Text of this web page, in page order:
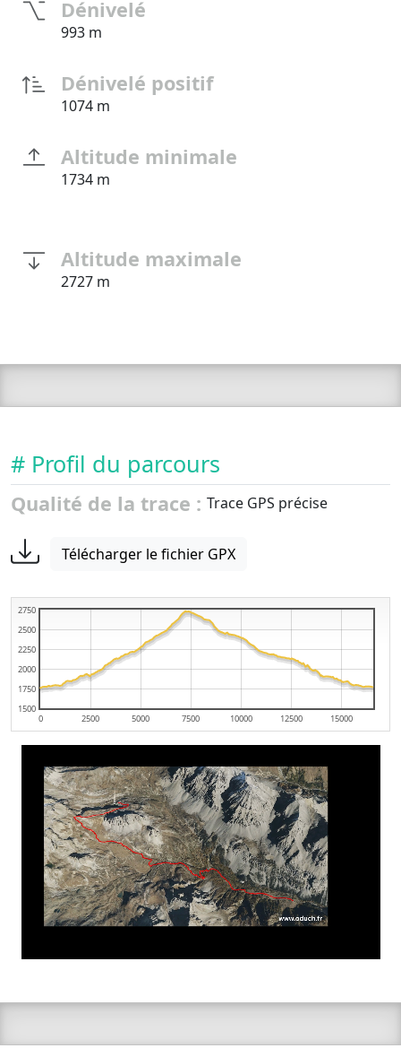
Dénivelé
993 m
Dénivelé positif
1074 m
Altitude minimale
1734 m
Altitude maximale
2727 m
# Profil du parcours
Qualité de la trace : Trace GPS précise
Télécharger le fichier GPX
0 2500 5000 7500 10000 12500 15000
1500
1750
2000
2250
2500
2750